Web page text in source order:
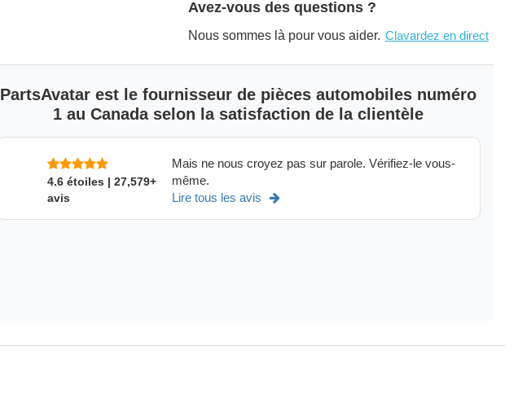
Avez-vous des questions ?
Nous sommes là pour vous aider. Clavardez en direct
PartsAvatar est le fournisseur de pièces automobiles numéro
1 au Canada selon la satisfaction de la clientèle
4.6 étoiles | 27,579+
avis
Mais ne nous croyez pas sur parole. Vérifiez-le vous-
même.
Lire tous les avis